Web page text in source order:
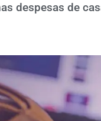
despesas de